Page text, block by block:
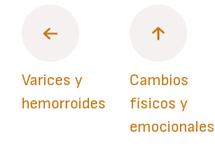
Varices y
hemorroides
Cambios
físicos y
emocionales